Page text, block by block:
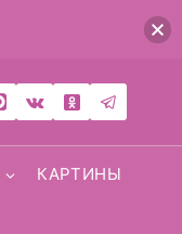
КАРТИНЫ